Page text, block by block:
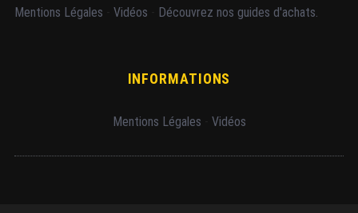
Mentions Légales Vidéos Découvrez nos guides d'achats.
INFORMATIONS
Mentions Légales Vidéos